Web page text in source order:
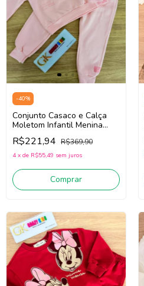
-40%
Conjunto Casaco e Calça
Moletom Infantil Menina
Animé P6551 (Rosa)
R$221,94 R$369,90
4 x de R$55,49 sem juros
Comprar